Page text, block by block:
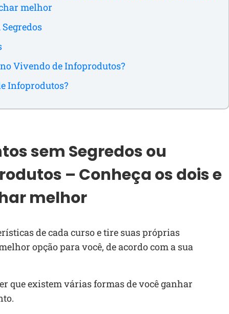
melhor
Vivendo de Infoprodutos?
Infoprodutos?
sem Segredos ou
– Conheça os dois e
melhor
de cada curso e tire suas próprias
opção para você, de acordo com a sua
que existem várias formas de você ganhar